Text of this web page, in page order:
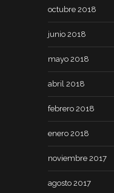
octubre 2018
junio 2018
mayo 2018
abril 2018
febrero 2018
enero 2018
noviembre 2017
agosto 2017